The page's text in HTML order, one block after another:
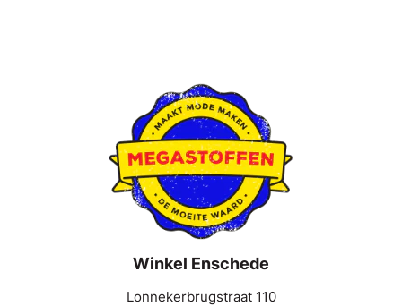
Winkel Enschede
Lonnekerbrugstraat 110